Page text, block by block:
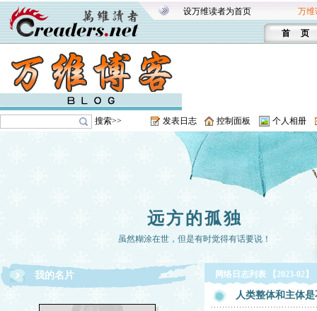
设万维读者为首页 万维
首 页
搜索>> 发表日志 控制面板 个人相册
远方的孤独
虽然糊涂在世，但是有时觉得有话要说！
我的名片 网络日志列表 【2023-02】
人类整体和主体